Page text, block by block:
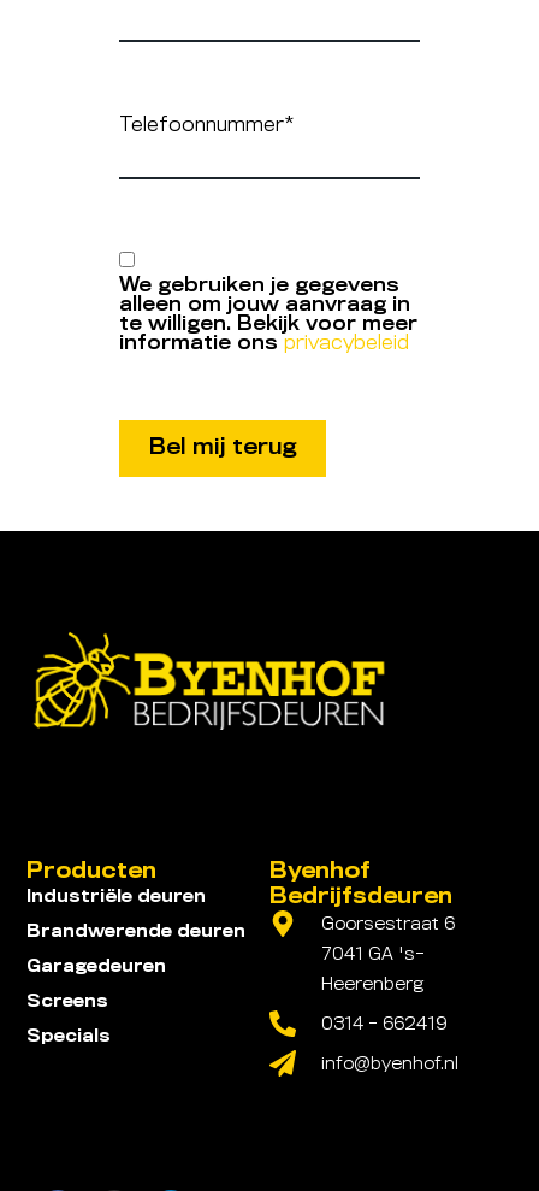
Telefoonnummer*
We gebruiken je gegevens
alleen om jouw aanvraag in
te willigen. Bekijk voor meer
informatie ons privacybeleid
Byenhof
Bedrijfsdeuren
Goorsestraat 6
7041 GA 's-
Heerenberg
0314 - 662419
info@byenhof.nl
Producten
Industriële deuren
Brandwerende deuren
Garagedeuren
Screens
Specials